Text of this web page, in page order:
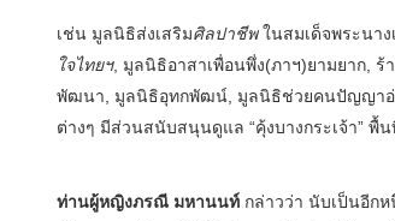
เช่น มูลนิธิส่งเสริมศิลปาชีพในสมเด็จพระนาง
ใจไทยฯ, มูลนิธิอาสาเพื่อนพึ่ง(ภาฯ)ยามยาก,
พัฒนา, มูลนิธิอุทกพัฒน์, มูลนิธิช่วยคนปัญญาอ่
ต่างๆ มีส่วนสนับสนุนดูแล “คุ้งบางกระเจ้า” พื้
ท่านผู้หญิงภรณี มหานนท์ กล่าวว่า นับเป็นอีก